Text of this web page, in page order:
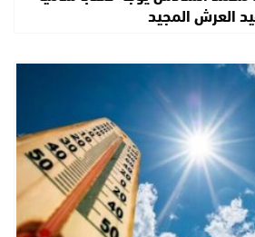
العرش المجيد